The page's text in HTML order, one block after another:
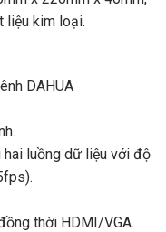
liệu kim loại.
DAHUA
hai luồng dữ liệu với độ
thời HDMI/VGA.